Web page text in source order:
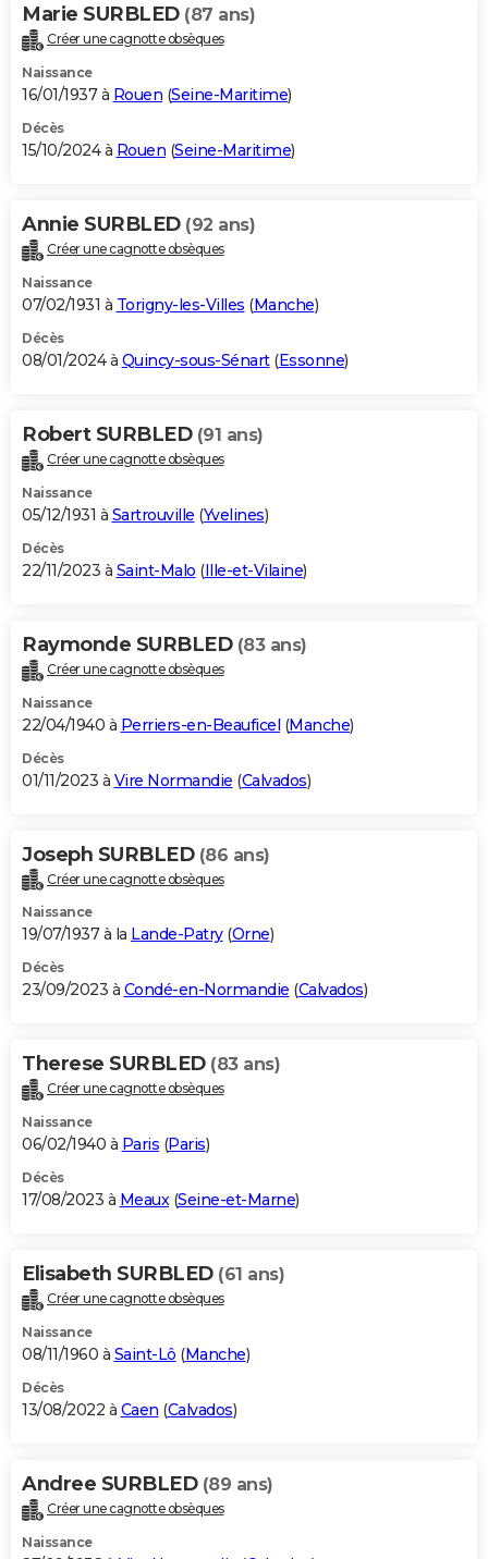
Marie SURBLED (87 ans)
Créer une cagnotte obsèques
Naissance
16/01/1937 à Rouen (Seine-Maritime)
Décès
15/10/2024 à Rouen (Seine-Maritime)
Annie SURBLED (92 ans)
Créer une cagnotte obsèques
Naissance
07/02/1931 à Torigny-les-Villes (Manche)
Décès
08/01/2024 à Quincy-sous-Sénart(Essonne)
Robert SURBLED (91 ans)
Créer une cagnotte obsèques
Naissance
05/12/1931 à Sartrouville (Yvelines)
Décès
22/11/2023 à Saint-Malo (Ille-et-Vilaine)
Raymonde SURBLED (83 ans)
Créer une cagnotte obsèques
Naissance
22/04/1940 à Perriers-en-Beauficel (Manche)
Décès
01/11/2023 à Vire Normandie (Calvados)
Joseph SURBLED (86 ans)
Créer une cagnotte obsèques
Naissance
19/07/1937 à la Lande-Patry(Orne)
Décès
23/09/2023 à Condé-en-Normandie (Calvados)
Therese SURBLED (83 ans)
Créer une cagnotte obsèques
Naissance
06/02/1940 à Paris (Paris)
Décès
17/08/2023 à Meaux(Seine-et-Marne)
Elisabeth SURBLED (61 ans)
Créer une cagnotte obsèques
Naissance
08/11/1960 à Saint-Lô (Manche)
Décès
13/08/2022 à Caen (Calvados)
Andree SURBLED (89 ans)
Créer une cagnotte obsèques
Naissance